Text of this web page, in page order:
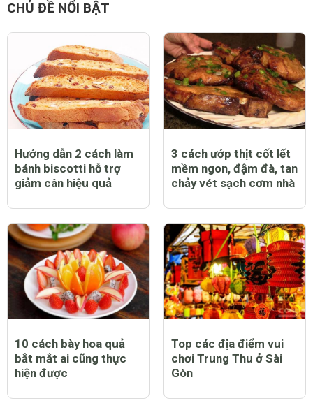
CHỦ ĐỀ NỔI BẬT
Hướng dẫn 2 cách làm
bánh biscotti hỗ trợ
giảm cân hiệu quả
3 cách ướp thịt cốt lết
mềm ngon, đậm đà, tan
chảy vét sạch cơm nhà
10 cách bày hoa quả
bắt mắt ai cũng thực
hiện được
Top các địa điểm vui
chơi Trung Thu ở Sài
Gòn